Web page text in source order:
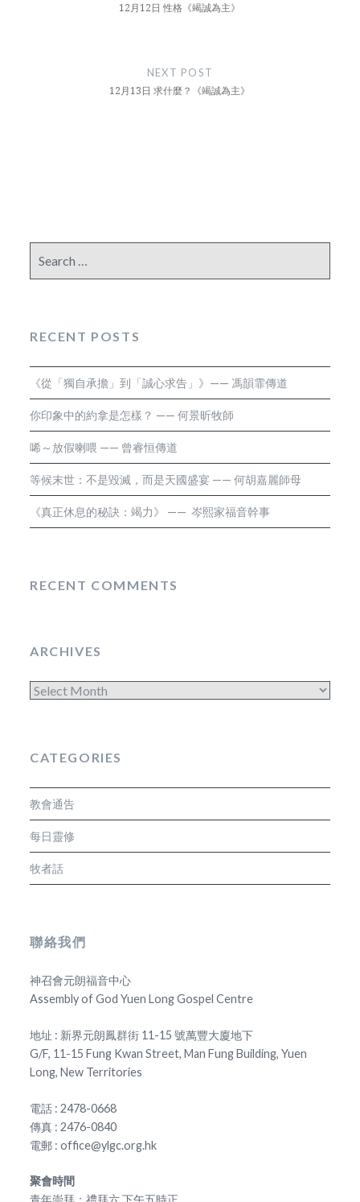
12月12日 性格《竭誠為主》
NEXT POST
12月13日 求什麼？《竭誠為主》
for:
RECENT POSTS
《從「獨自承擔」到「誠心求告」》—— 馮韻霏傳道
你印象中的約拿是怎樣？ —— 何景昕牧師
唏～放假喇喂 —— 曾睿恒傳道
等候末世：不是毀滅，而是天國盛宴 —— 何胡嘉麗師母
《真正休息的秘訣：竭力》 —— 岑熙家福音幹事
RECENT COMMENTS
ARCHIVES
Archives
CATEGORIES
教會通告
每日靈修
牧者話
聯絡我們
神召會元朗福音中心
Assembly of God Yuen Long Gospel Centre
地址 : 新界元朗鳳群街 11-15 號萬豐大廈地下
G/F, 11-15 Fung Kwan Street, Man Fung Building, Yuen
Long, New Territories
電話 : 2478-0668
傳真 : 2476-0840
電郵 : office@ylgc.org.hk
聚會時間